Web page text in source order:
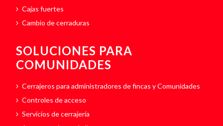
Cajas fuertes
Cambio de cerraduras
SOLUCIONES PARA
COMUNIDADES
Cerrajeros para administradores de fincas y Comunidades
Controles de acceso
Servicios de cerrajería